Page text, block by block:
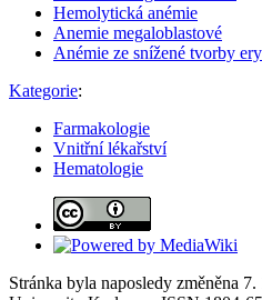
Hemolytická anémie
Anemie megaloblastové
Anémie ze snížené tvorby
Kategorie:
Farmakologie
Vnitřní lékařství
Hematologie
Stránka byla naposledy změněna